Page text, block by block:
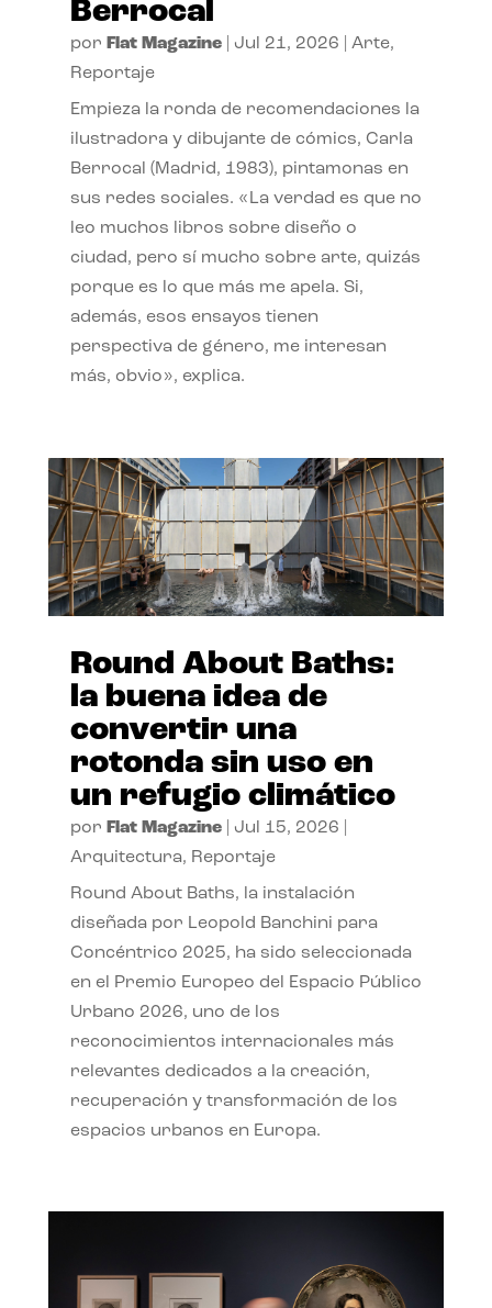
Berrocal
por Flat Magazine| Jul 21, 2026 Arte,
Reportaje
Empieza la ronda de recomendaciones la
ilustradora y dibujante de cómics, Carla
Berrocal (Madrid, 1983), pintamonas en
sus redes sociales. «La verdad es que no
leo muchos libros sobre diseño o
ciudad, pero sí mucho sobre arte, quizás
porque es lo que más me apela. Si,
además, esos ensayos tienen
perspectiva de género, me interesan
más, obvio», explica.
Round About Baths:
la buena idea de
convertir una
rotonda sin uso en
un refugio climático
por Flat Magazine| Jul 15, 2026
Arquitectura, Reportaje
Round About Baths, la instalación
diseñada por Leopold Banchini para
Concéntrico 2025, ha sido seleccionada
en el Premio Europeo del Espacio Público
Urbano 2026, uno de los
reconocimientos internacionales más
relevantes dedicados a la creación,
recuperación y transformación de los
espacios urbanos en Europa.